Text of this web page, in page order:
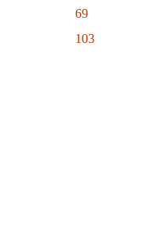
69
103